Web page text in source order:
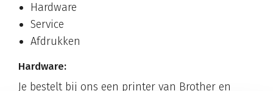
Hardware
Service
Afdrukken
Hardware:
Je bestelt bij ons een printer van Brother en